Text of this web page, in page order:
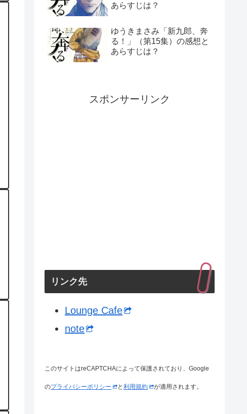
あらすじは？
ゆうきまさみ「新九郎、奔
る！」（第15集）の感想と
あらすじは？
スポンサーリンク
リンク先
Lounge Cafe
note
このサイトはreCAPTCHAによって保護されており、Google
のプライバシーポリシー と 利用規約 が適用されます。